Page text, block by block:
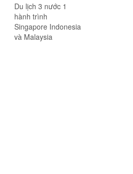
Du lịch 3 nước 1
hành trình
Singapore Indonesia
và Malaysia